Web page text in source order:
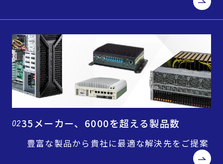
0235メーカー、6000を超える製品数
豊富な製品から貴社に最適な解決先をご提案